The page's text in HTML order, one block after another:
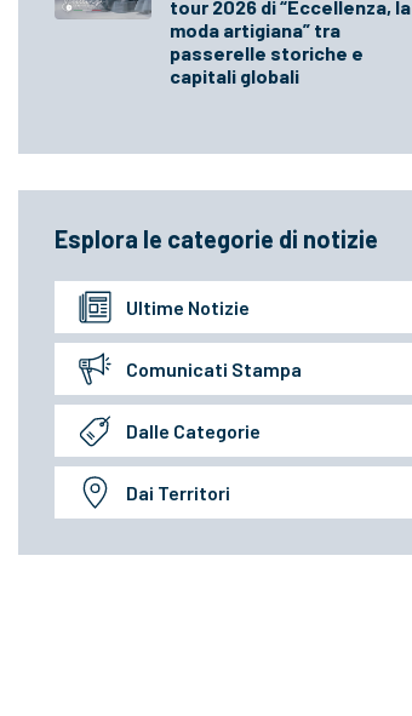
tour 2026 di “Eccellenza, la
moda artigiana” tra
passerelle storiche e
capitali globali
Esplora le categorie di notizie
Ultime Notizie
Comunicati Stampa
Dalle Categorie
Dai Territori